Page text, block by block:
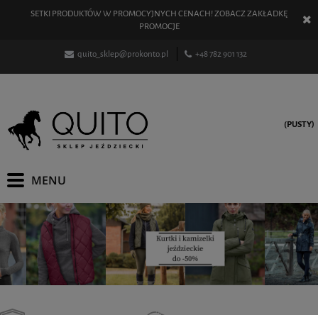
SETKI PRODUKTÓW W PROMOCYJNYCH CENACH! ZOBACZ ZAKŁADKĘ
PROMOCJE
quito_sklep@prokonto.pl +48 782 901 132
(PUSTY)